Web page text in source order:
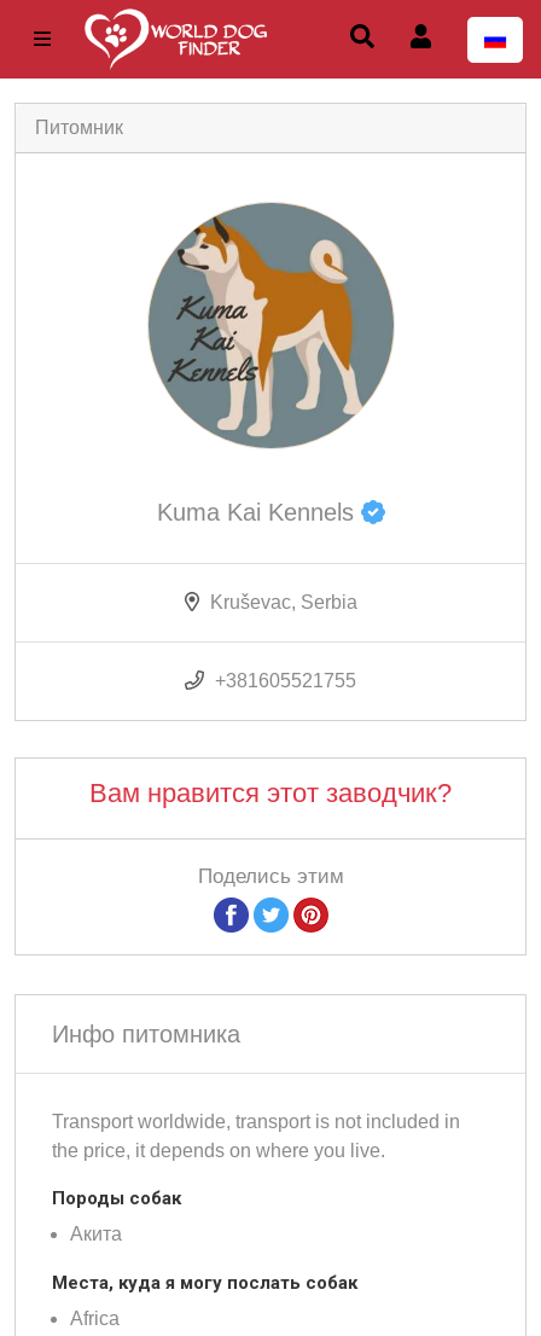
Питомник
Kuma Kai Kennels
Kruševac, Serbia
+381605521755
Вам нравится этот заводчик?
Поделись этим
Инфо питомника
Transport worldwide, transport is not included in
the price, it depends on where you live.
Породы собак
Акита
Места, куда я могу послать собак
Africa